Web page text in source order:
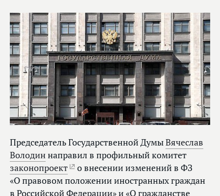
Председатель Государственной ДумыВячеслав
Володиннаправил в профильный комитет
законопроект
о внесении изменений в ФЗ
«О правовом положении иностранных граждан
в Российской Федерации» и «О гражданстве